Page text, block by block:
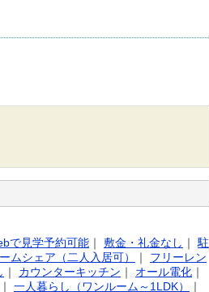
で見学予約可能 ｜ 敷金・礼金なし ｜駐
ムシェア（二人入居可） ｜ フリーレン
｜ カウンターキッチン ｜ オール電化 ｜
｜ 一人暮らし（ワンルーム～1LDK） ｜